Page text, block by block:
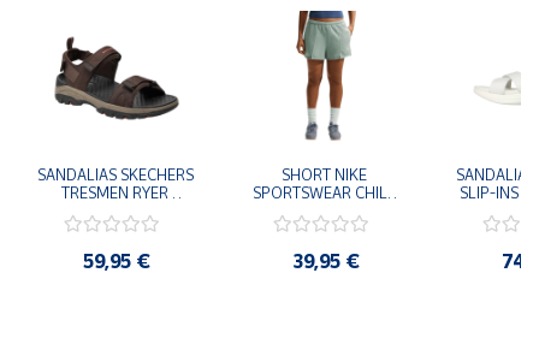
SANDALIAS SKECHERS
TRESMEN RYER
205112-CHOC
COMODAS
59,95 €
SHORT NIKE
SPORTSWEAR CHILL
006 PANTALONES
39,95 €
SANDALIAS
SLIP-INS